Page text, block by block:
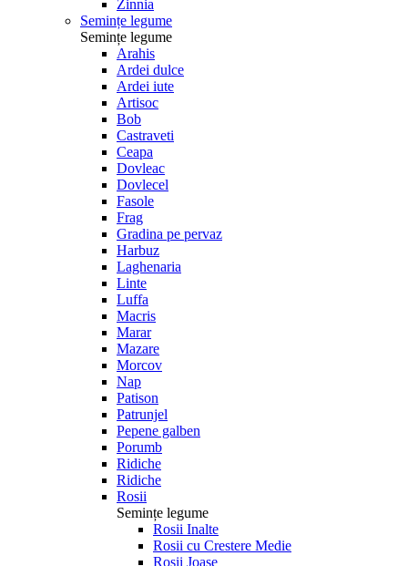
Zinnia
Semințe legume
Semințe legume
Arahis
Ardei dulce
Ardei iute
Artisoc
Bob
Castraveti
Ceapa
Dovleac
Dovlecel
Fasole
Frag
Gradina pe pervaz
Harbuz
Laghenaria
Linte
Luffa
Macris
Marar
Mazare
Morcov
Nap
Patison
Patrunjel
Pepene galben
Porumb
Ridiche
Ridiche
Rosii
Semințe legume
Rosii Inalte
Rosii cu Crestere Medie
Rosii Joase